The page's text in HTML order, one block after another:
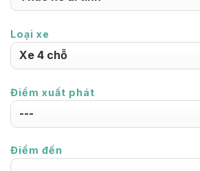
Loại xe
Điểm xuất phát
Điểm đến